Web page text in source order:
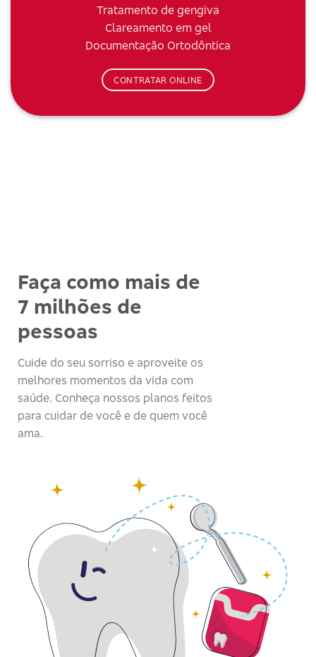
Tratamento de gengiva
Clareamento em gel
Documentação Ortodôntica
CONTRATAR ONLINE
Faça como mais de
7 milhões de
pessoas
Cuide do seu sorriso e aproveite os
melhores momentos da vida com
saúde. Conheça nossos planos feitos
para cuidar de você e de quem você
ama.